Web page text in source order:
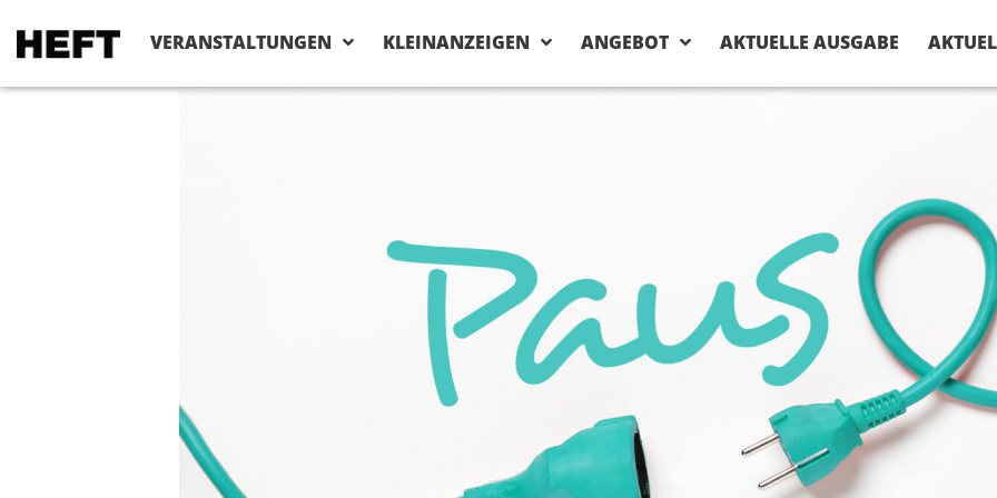
VERANSTALTUNGEN KLEINANZEIGEN ANGEBOT AKTUELLE AUSGABE